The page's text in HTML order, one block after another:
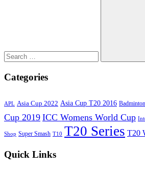
Categories
APL Asia Cup 2022 Asia Cup T20 2016 Badminton
Cup 2019 ICC Womens World Cup
Shop Super Smash T10 T20 Series T20
Quick Links